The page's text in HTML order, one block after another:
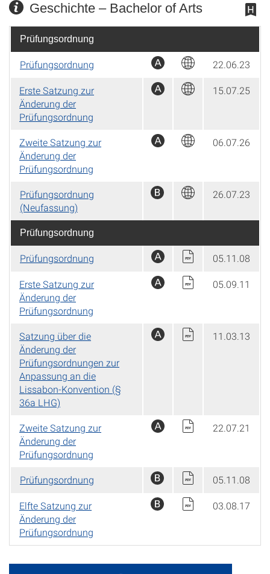
Geschichte – Bachelor of Arts
Prüfungsordnung
Prüfungsordnung 22.06.23
Erste Satzung zur
Änderung der
Prüfungsordnung
15.07.25
Zweite Satzung zur
Änderung der
Prüfungsordnung
06.07.26
Prüfungsordnung
(Neufassung)
26.07.23
Prüfungsordnung
Prüfungsordnung 05.11.08
Erste Satzung zur
Änderung der
Prüfungsordnung
05.09.11
Satzung über die
Änderung der
Prüfungsordnungen zur
Anpassung an die
Lissabon-Konvention (§
36a LHG)
11.03.13
Zweite Satzung zur
Änderung der
Prüfungsordnung
22.07.21
Prüfungsordnung 05.11.08
Elfte Satzung zur
Änderung der
Prüfungsordnung
03.08.17